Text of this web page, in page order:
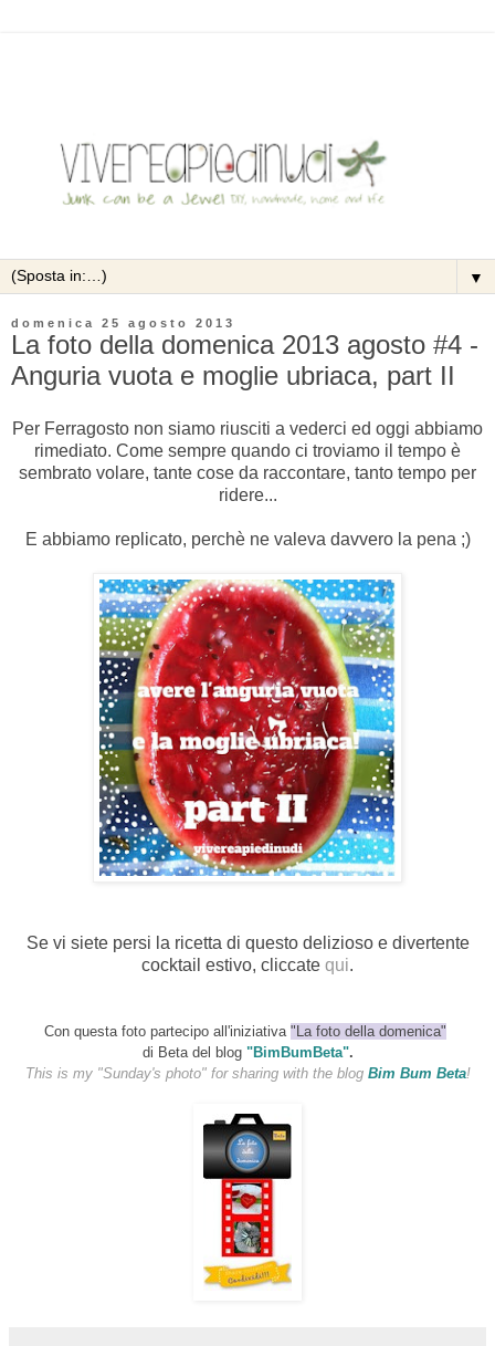
▼
domenica 25 agosto 2013
La foto della domenica 2013 agosto #4 -
Anguria vuota e moglie ubriaca, part II
Per Ferragosto non siamo riusciti a vederci ed oggi abbiamo
rimediato. Come sempre quando ci troviamo il tempo è
sembrato volare, tante cose da raccontare, tanto tempo per
ridere...
E abbiamo replicato, perchè ne valeva davvero la pena ;)
Se vi siete persi la ricetta di questo delizioso e divertente
cocktail estivo, cliccate qui.
Con questa foto partecipo all'iniziativa "La foto della domenica"
di Beta del blog "BimBumBeta".
This is my "Sunday's photo" for sharing with the blog Bim Bum Beta!